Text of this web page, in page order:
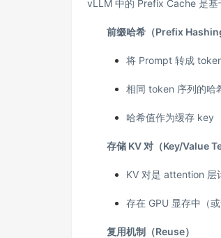
vLLM 中的 Prefix Cache 是基
前缀哈希（Prefix
将 Prompt 转成
相同 token 序列的哈
哈希值作为缓存 key
存储 KV 对（Key/Value
KV 对是 attention 层
存在 GPU 显存中（
复用机制（Reuse）